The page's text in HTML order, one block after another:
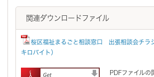
関連ダウンロードファイル
桜区福祉まるごと相談窓口 出張相談会チラ
キロバイト）
PDFファイル